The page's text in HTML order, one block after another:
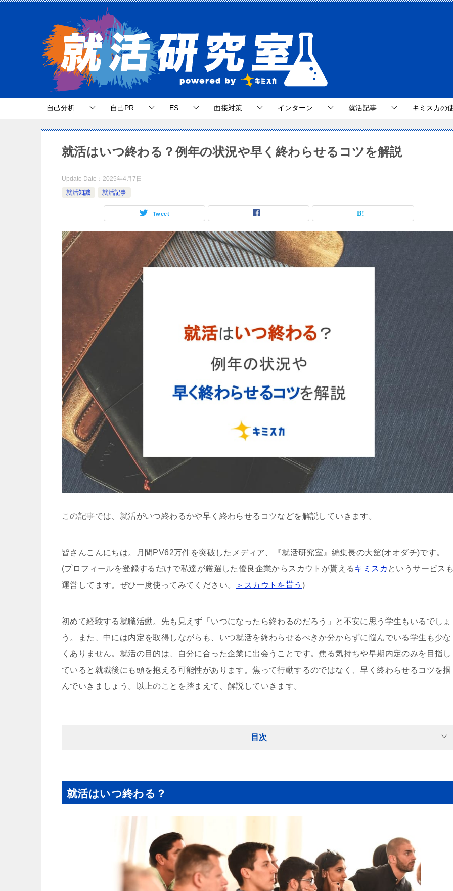
自己分析 自己PR ES 面接対策 インターン 就活記事 キミスカの
就活はいつ終わる？例年の状況や早く終わらせるコツを解説
Update Date： 2025年4月7日
就活知識
就活記事
Tweet
この記事では、就活がいつ終わるかや早く終わらせるコツなどを解説していきます。
皆さんこんにちは。月間PV62万件を突破したメディア、『就活研究室』編集長の大舘(オオダチ)です。
(プロフィールを登録するだけで私達が厳選した優良企業からスカウトが貰えるキミスカ というサービス
運営してます。ぜひ一度使ってみてください。
＞スカウトを貰う )
初めて経験する就職活動。先も見えず「いつになったら終わるのだろう」と不安に思う学生もいるでしょ
う。また、中には内定を取得しながらも、いつ就活を終わらせるべきか分からずに悩んでいる学生も少な
くありません。就活の目的は、自分に合った企業に出会うことです。焦る気持ちや早期内定のみを目指し
ていると就職後にも頭を抱える可能性があります。焦って行動するのではなく、早く終わらせるコツを掴
んでいきましょう。以上のことを踏まえて、解説していきます。
目次
就活はいつ終わる？